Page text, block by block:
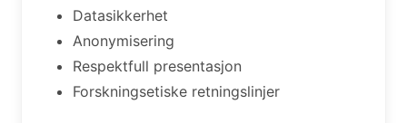
Datasikkerhet
Anonymisering
Respektfull presentasjon
Forskningsetiske retningslinjer